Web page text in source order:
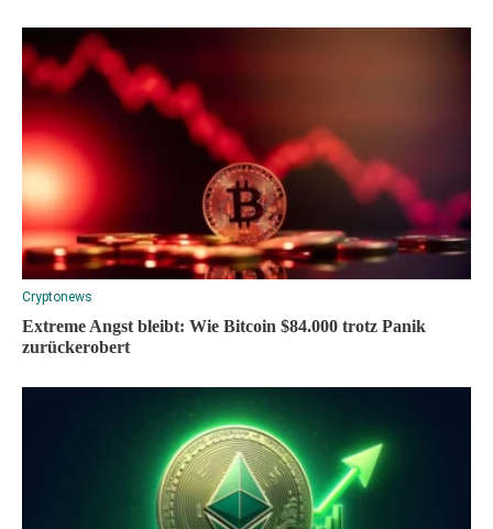
Cryptonews
Extreme Angst bleibt: Wie Bitcoin $84.000 trotz Panik
zurückerobert